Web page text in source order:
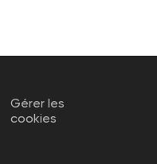
Gérer les
cookies